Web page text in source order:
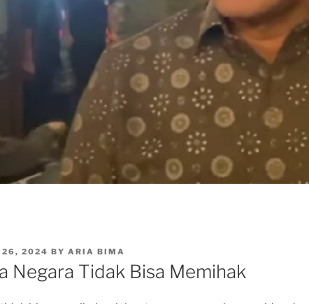
26, 2024 BY ARIA BIMA
Negara Tidak Bisa Memihak